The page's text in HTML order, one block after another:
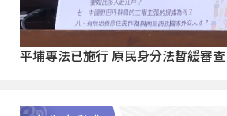
平埔專法已施行 原民身分法暫緩審查